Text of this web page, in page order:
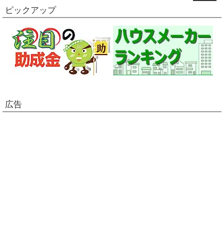
ピックアップ
広告